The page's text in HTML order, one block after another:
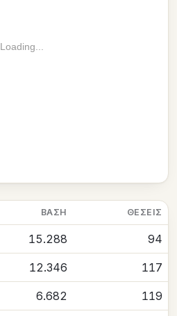
Loading...
ΒΆΣΗ ΘΈΣΕΙΣ
15.288 94
12.346 117
6.682 119